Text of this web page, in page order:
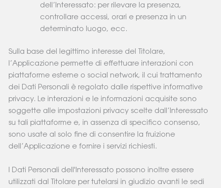
dell’Interessato: per rilevare la presenza,
controllare accessi, orari e presenza in un
determinato luogo, ecc.
Sulla base del legittimo interesse del Titolare,
l’Applicazione permette di effettuare interazioni con
piattaforme esterne o social network, il cui trattamento
dei Dati Personali è regolato dalle rispettive informative
privacy. Le interazioni e le informazioni acquisite sono
soggette alle impostazioni privacy scelte dall’Interessato
su tali piattaforme e, in assenza di specifico consenso,
sono usate al solo fine di consentire la fruizione
dell’Applicazione e fornire i servizi richiesti.
I Dati Personali dell'Interessato possono inoltre essere
utilizzati dal Titolare per tutelarsi in giudizio avanti le sedi